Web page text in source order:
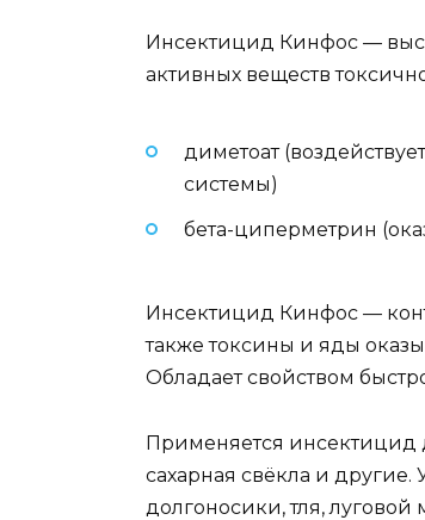
Инсектицид Кинфос —
активных веществ
диметоат
системы)
бета-циперметрин
Инсектицид Кинфос —
также токсины и яды
Обладает свойством
Применяется инсектицид
сахарная свёкла и
долгоносики, тля, луговой